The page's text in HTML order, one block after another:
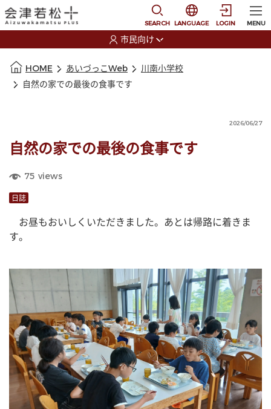
SEARCH
選択すると言語の切
LANGUAGE LOGIN MENU
市民向け
HOME あいづっこWeb
川南小学校
自然の家での最後の食事です
2026/06/27
自然の家での最後の食事です
75 views
日誌
お昼もおいしくいただきました。あとは帰路に着きま
す。